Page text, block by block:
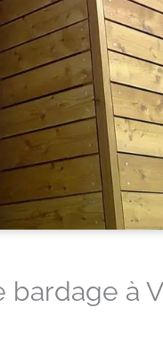
bardage à